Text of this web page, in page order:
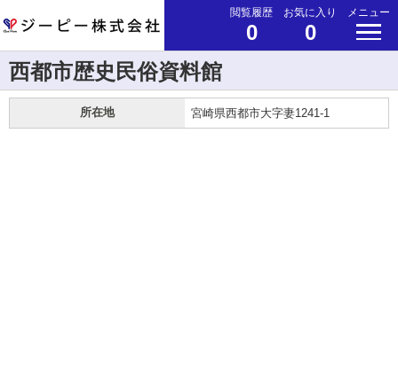
閲覧履歴
0
お気に入り
0
メニュー
西都市歴史民俗資料館
所在地 宮崎県西都市大字妻1241-1